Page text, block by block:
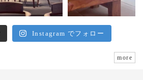
Instagram でフォロー
more